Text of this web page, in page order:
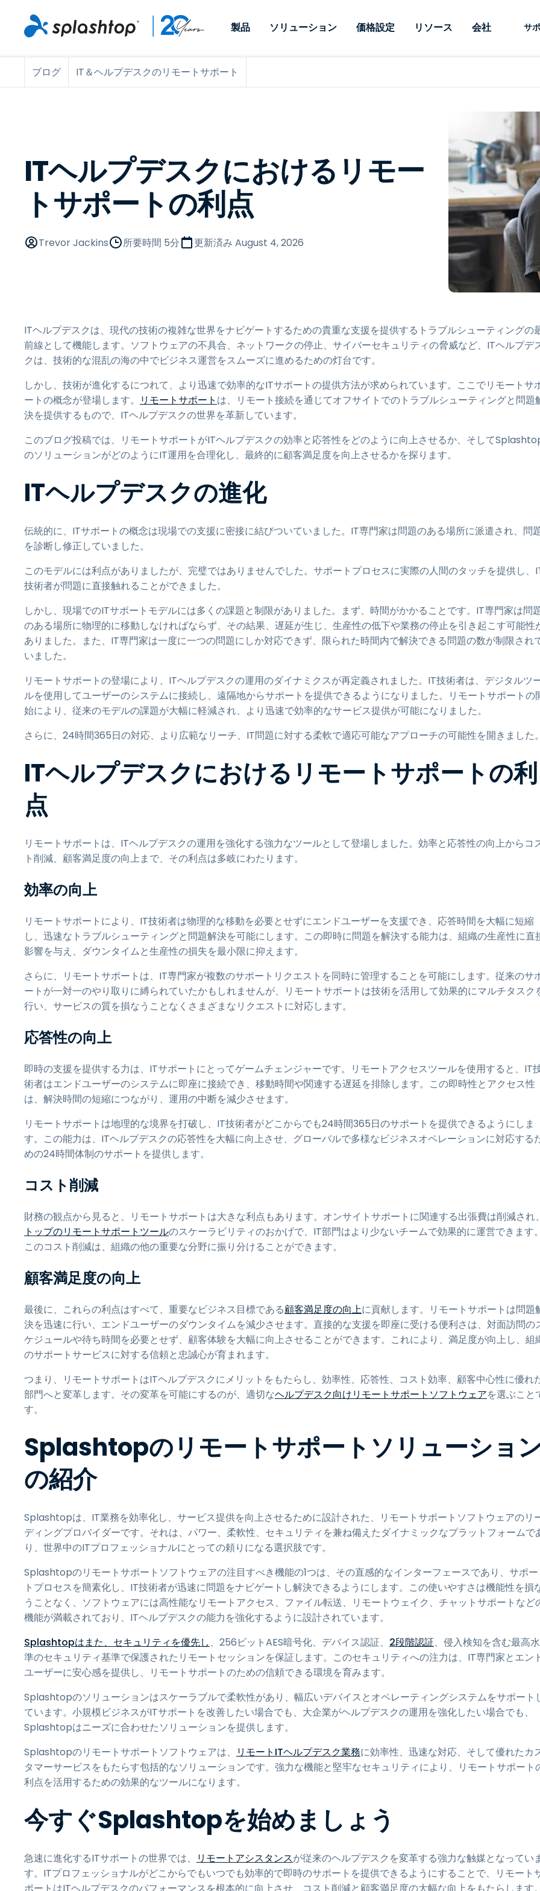
製品
Remote Access Remote Support
用できます。オンプレミス
オプションが利用可能で
す。
と制御を提供し、ITプロフ
ェッショナルがデバイスを
リモートで監視、管理、保
護できるようにします。
レードのリモ
とリモートサ
プレミスオプ
可能です。
ソリューション
役割別
MSP
OEM
リスクとコンプライアンス
RDP/VPNの代替製品
エンドポイントセキュリティ
すべてのニーズについて詳し
く
メディア
医療
小売り
政府およ
アーキテ
財務・会計
すべて
価格設定 リソース
ユースケース別
リモート学習
すべてのユースケースを見る
データシート
デモ動画
メディア
MSP
小売り
テクノロ
すべての
会社
会社
お問い合わせ
顧客
サ
システ
ブログ IT＆ヘルプデスクのリモートサポート
ITヘルプデスクにおけるリモー
トサポートの利点
Trevor Jackins 所要時間 5分 更新済み August 4, 2026
ITヘルプデスクは、現代の技術の複雑な世界をナビゲートするための貴重な支援を提供するトラブルシューティングの
前線として機能します。ソフトウェアの不具合、ネットワークの停止、サイバーセキュリティの脅威など、ITヘルプデ
クは、技術的な混乱の海の中でビジネス運営をスムーズに進めるための灯台です。
しかし、技術が進化するにつれて、より迅速で効率的なITサポートの提供方法が求められています。ここでリモートサ
ートの概念が登場します。
リモートサポート は、リモート接続を通じてオフサイトでのトラブルシューティングと問題
決を提供するもので、ITヘルプデスクの世界を革新しています。
このブログ投稿では、リモートサポートがITヘルプデスクの効率と応答性をどのように向上させるか、そして
のソリューションがどのようにIT運用を合理化し、最終的に顧客満足度を向上させるかを探ります。
ITヘルプデスクの進化
伝統的に、ITサポートの概念は現場での支援に密接に結びついていました。IT専門家は問題のある場所に派遣され、問
を診断し修正していました。
このモデルには利点がありましたが、完璧ではありませんでした。サポートプロセスに実際の人間のタッチを提供し、
技術者が問題に直接触れることができました。
しかし、現場でのITサポートモデルには多くの課題と制限がありました。まず、時間がかかることです。IT専門家は問
のある場所に物理的に移動しなければならず、その結果、遅延が生じ、生産性の低下や業務の停止を引き起こす可能性
ありました。また、IT専門家は一度に一つの問題にしか対応できず、限られた時間内で解決できる問題の数が制限され
いました。
リモートサポートの登場により、ITヘルプデスクの運用のダイナミクスが再定義されました。IT技術者は、デジタルツ
ルを使用してユーザーのシステムに接続し、遠隔地からサポートを提供できるようになりました。リモートサポートの
始により、従来のモデルの課題が大幅に軽減され、より迅速で効率的なサービス提供が可能になりました。
さらに、24時間365日の対応、より広範なリーチ、IT問題に対する柔軟で適応可能なアプローチの可能性を開きました。
ITヘルプデスクにおけるリモートサポートの利
点
リモートサポートは、ITヘルプデスクの運用を強化する強力なツールとして登場しました。効率と応答性の向上からコ
ト削減、顧客満足度の向上まで、その利点は多岐にわたります。
効率の向上
リモートサポートにより、IT技術者は物理的な移動を必要とせずにエンドユーザーを支援でき、応答時間を大幅に短縮
し、迅速なトラブルシューティングと問題解決を可能にします。この即時に問題を解決する能力は、組織の生産性に直
影響を与え、ダウンタイムと生産性の損失を最小限に抑えます。
さらに、リモートサポートは、IT専門家が複数のサポートリクエストを同時に管理することを可能にします。従来のサ
ートが一対一のやり取りに縛られていたかもしれませんが、リモートサポートは技術を活用して効果的にマルチタスク
行い、サービスの質を損なうことなくさまざまなリクエストに対応します。
応答性の向上
即時の支援を提供する力は、ITサポートにとってゲームチェンジャーです。リモートアクセスツールを使用すると、IT
術者はエンドユーザーのシステムに即座に接続でき、移動時間や関連する遅延を排除します。この即時性とアクセス性
は、解決時間の短縮につながり、運用の中断を減少させます。
リモートサポートは地理的な境界を打破し、IT技術者がどこからでも24時間365日のサポートを提供できるようにしま
す。この能力は、ITヘルプデスクの応答性を大幅に向上させ、グローバルで多様なビジネスオペレーションに対応する
めの24時間体制のサポートを提供します。
コスト削減
財務の観点から見ると、リモートサポートは大きな利点もあります。オンサイトサポートに関連する出張費は削減され、
トップのリモートサポートツールのスケーラビリティのおかげで、IT部門はより少ないチームで効果的に運営できます。
このコスト削減は、組織の他の重要な分野に振り分けることができます。
顧客満足度の向上
最後に、これらの利点はすべて、重要なビジネス目標である顧客満足度の向上に貢献します。リモートサポートは問題
決を迅速に行い、エンドユーザーのダウンタイムを減少させます。直接的な支援を即座に受ける便利さは、対面訪問の
ケジュールや待ち時間を必要とせず、顧客体験を大幅に向上させることができます。これにより、満足度が向上し、組
のサポートサービスに対する信頼と忠誠心が育まれます。
つまり、リモートサポートはITヘルプデスクにメリットをもたらし、効率性、応答性、コスト効率、顧客中心性に優れ
部門へと変革します。その変革を可能にするのが、適切なヘルプデスク向けリモートサポートソフトウェアを選ぶこと
す。
Splashtopのリモートサポートソリューショ
の紹介
Splashtopは、IT業務を効率化し、サービス提供を向上させるために設計された、リモートサポートソフトウェアのリ
ディングプロバイダーです。 それは、パワー、柔軟性、セキュリティを兼ね備えたダイナミックなプラットフォームで
り、世界中のITプロフェッショナルにとっての頼りになる選択肢です。
Splashtopのリモートサポートソフトウェアの注目すべき機能の1つは、その直感的なインターフェースであり、サポー
トプロセスを簡素化し、IT技術者が迅速に問題をナビゲートし解決できるようにします。この使いやすさは機能性を損
うことなく、ソフトウェアには高性能なリモートアクセス、ファイル転送、リモートウェイク、チャットサポートなど
機能が満載されており、ITヘルプデスクの能力を強化するように設計されています。
Splashtopはまた、セキュリティを優先し、256ビットAES暗号化、デバイス認証、 2段階認証、侵入検知を含む最高水
準のセキュリティ基準で保護されたリモートセッションを保証します。このセキュリティへの注力は、IT専門家とエン
ユーザーに安心感を提供し、リモートサポートのための信頼できる環境を育みます。
Splashtopのソリューションはスケーラブルで柔軟性があり、幅広いデバイスとオペレーティングシステムをサポート
ています。小規模ビジネスがITサポートを改善したい場合でも、大企業がヘルプデスクの運用を強化したい場合でも、
Splashtopはニーズに合わせたソリューションを提供します。
Splashtopのリモートサポートソフトウェアは、
リモートITヘルプデスク業務に効率性、迅速な対応、そして優れたカ
タマーサービスをもたらす包括的なソリューションです。強力な機能と堅牢なセキュリティにより、リモートサポート
利点を活用するための効果的なツールになります。
今すぐSplashtopを始めましょう
急速に進化するITサポートの世界では、 リモートアシスタンスが従来のヘルプデスクを変革する強力な触媒となってい
す。ITプロフェッショナルがどこからでもいつでも効率的で即時のサポートを提供できるようにすることで、リモート